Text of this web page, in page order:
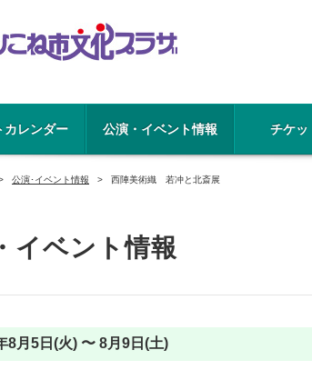
カレンダー 公演・イベント情報 チケッ
公演･イベント情報 西陣美術織 若冲と北斎展
イベント情報
8月5日(火) 〜 8月9日(土)